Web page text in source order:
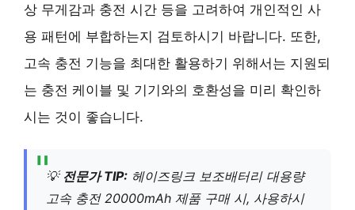
상 무게감과 충전 시간 등을 고려하여 개인적인 사
용 패턴에 부합하는지 검토하시기 바랍니다. 또한,
고속 충전 기능을 최대한 활용하기 위해서는 지원되
는 충전 케이블 및 기기와의 호환성을 미리 확인하
시는 것이 좋습니다.
💡 전문가 TIP: 헤이즈링크 보조배터리 대용량
고속 충전 20000mAh 제품 구매 시, 사용하시